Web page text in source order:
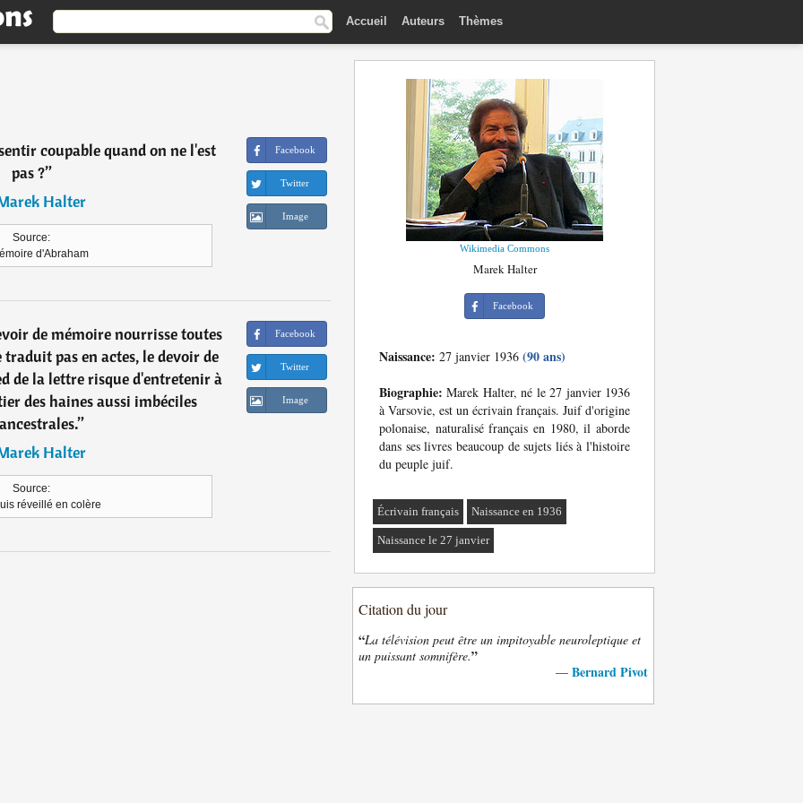
Accueil Auteurs Thèmes
coupable quand on ne l'est
pas ?”
Halter
Source:
d'Abraham
Facebook
Twitter
Image
de mémoire nourrisse toutes
traduit pas en actes, le devoir de
de la lettre risque d'entretenir à
des haines aussi imbéciles
”
Halter
Source:
réveillé en colère
Facebook
Twitter
Image
Wikimedia Commons
Marek Halter
Facebook
Naissance: 27 janvier 1936 (90 ans)
Biographie: Marek Halter, né le 27 janvier 1936
à Varsovie, est un écrivain français. Juif d'origine
polonaise, naturalisé français en 1980, il aborde
dans ses livres beaucoup de sujets liés à l'histoire
du peuple juif.
Écrivain français Naissance en 1936
Naissance le 27 janvier
Citation du jour
“La télévision peut être un impitoyable neuroleptique et
un puissant somnifère.”
— Bernard Pivot